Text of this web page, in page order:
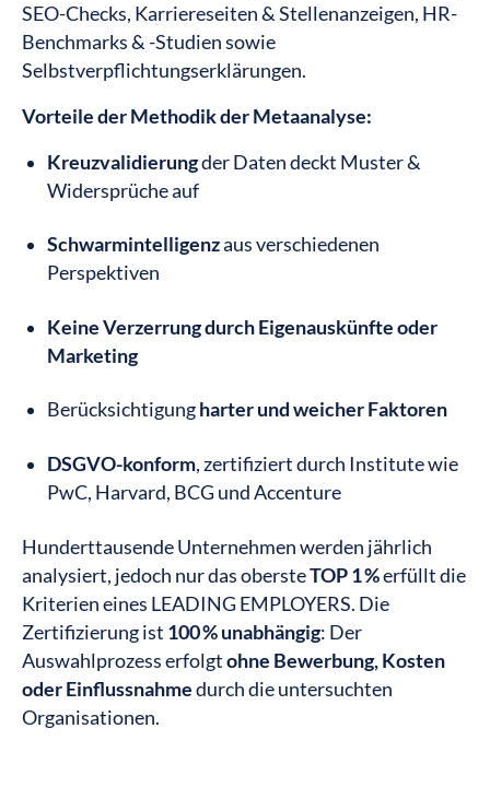
SEO-Checks, Karriereseiten & Stellenanzeigen, HR-
Benchmarks & -Studien sowie
Selbstverpflichtungserklärungen.
Vorteile der Methodik der Metaanalyse:
Kreuzvalidierungder Daten deckt Muster &
Widersprüche auf
Schwarmintelligenzaus verschiedenen
Perspektiven
Keine Verzerrung durch Eigenauskünfte oder
Marketing
Berücksichtigungharter und weicher Faktoren
DSGVO-konform, zertifiziert durch Institute wie
PwC, Harvard, BCG und Accenture
Hunderttausende Unternehmen werden jährlich
analysiert, jedoch nur das obersteTOP 1 %erfüllt die
Kriterien eines LEADING EMPLOYERS. Die
Zertifizierung ist 100 % unabhängig: Der
Auswahlprozess erfolgtohne Bewerbung, Kosten
oder Einflussnahmedurch die untersuchten
Organisationen.